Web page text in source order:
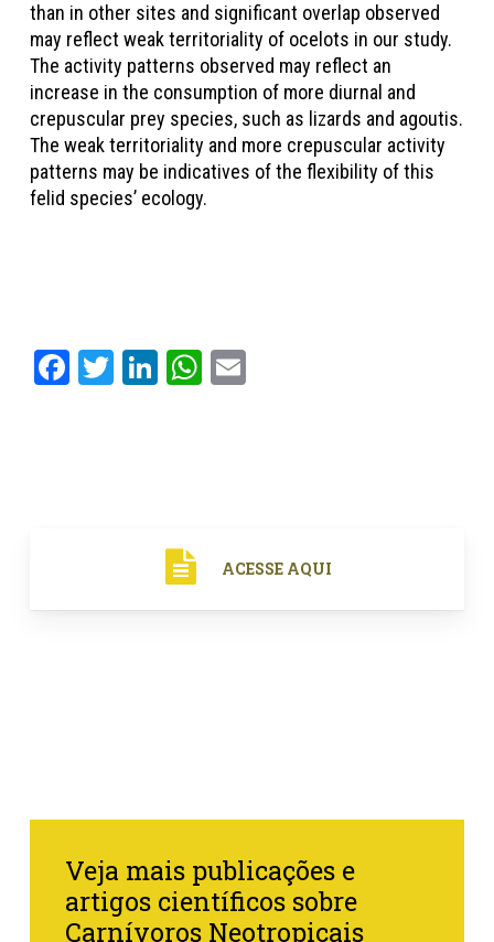
than in other sites and significant overlap observed
may reflect weak territoriality of ocelots in our study.
The activity patterns observed may reflect an
increase in the consumption of more diurnal and
crepuscular prey species, such as lizards and agoutis.
The weak territoriality and more crepuscular activity
patterns may be indicatives of the flexibility of this
felid species’ ecology.
Facebook
Twitter
LinkedInWhatsApp
ACESSE AQUI
Veja mais publicações e
artigos científicos sobre
Carnívoros Neotropicais